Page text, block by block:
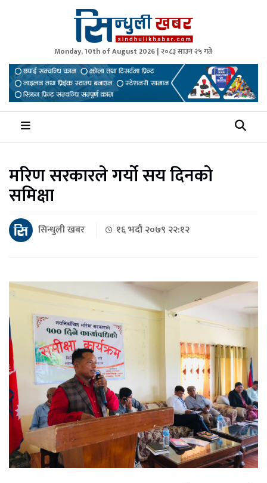
Sindhuli Khabar
News from Sindhuli Nepal
Monday, 10th of August 2026 | २०८३ साउन २५ गते
मरिण सरकारले गर्यो सय दिनको
समिक्षा
सिन्धुली खबर १६ भदौ २०७९ २२:१२